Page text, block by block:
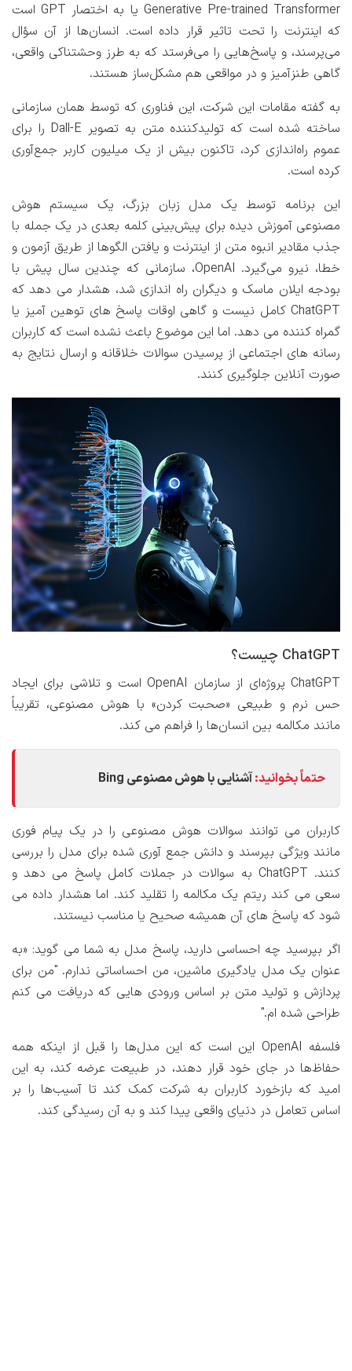
Generative Pre-trained Transformer یا به اختصار GPT است
که اینترنت را تحت تاثیر قرار داده است. انسان‌ها از آن سؤال
می‌پرسند، و پاسخ‌هایی را می‌فرستد که به طرز وحشتناکی واقعی،
گاهی طنزآمیز و در مواقعی هم مشکل‌ساز هستند.
به گفته مقامات این شرکت، این فناوری که توسط همان سازمانی
ساخته شده است که تولیدکننده متن به تصویر Dall-E را برای
عموم راه‌اندازی کرد، تاکنون بیش از یک میلیون کاربر جمع‌آوری
کرده است.
این برنامه توسط یک مدل زبان بزرگ، یک سیستم هوش
مصنوعی آموزش دیده برای پیش‌بینی کلمه بعدی در یک جمله با
جذب مقادیر انبوه متن از اینترنت و یافتن الگوها از طریق آزمون و
خطا، نیرو می‌گیرد. OpenAI، سازمانی که چندین سال پیش با
بودجه ایلان ماسک و دیگران راه اندازی شد، هشدار می دهد که
ChatGPT کامل نیست و گاهی اوقات پاسخ های توهین آمیز یا
گمراه کننده می دهد. اما این موضوع باعث نشده است که کاربران
رسانه های اجتماعی از پرسیدن سوالات خلاقانه و ارسال نتایج به
صورت آنلاین جلوگیری کنند.
ChatGPT چیست؟
ChatGPT پروژه‌ای از سازمان OpenAI است و تلاشی برای ایجاد
حس نرم و طبیعی «صحبت کردن» با هوش مصنوعی، تقریباً
مانند مکالمه بین انسان‌ها را فراهم می کند.
حتماً بخوانید:آشنایی با هوش مصنوعی ‌Bing
کاربران می توانند سوالات هوش مصنوعی را در یک پیام فوری
مانند ویژگی بپرسند و دانش جمع آوری شده برای مدل را بررسی
کنند. ChatGPT به سوالات در جملات کامل پاسخ می دهد و
سعی می کند ریتم یک مکالمه را تقلید کند. اما هشدار داده می
شود که پاسخ های آن همیشه صحیح یا مناسب نیستند.
اگر بپرسید چه احساسی دارید، پاسخ مدل به شما می گوید: «به
عنوان یک مدل یادگیری ماشین، من احساساتی ندارم. "من برای
پردازش و تولید متن بر اساس ورودی هایی که دریافت می کنم
طراحی شده ام."
فلسفه OpenAI این است که این مدل‌ها را قبل از اینکه همه
حفاظ‌ها در جای خود قرار دهند، در طبیعت عرضه کند، به این
امید که بازخورد کاربران به شرکت کمک کند تا آسیب‌ها را بر
اساس تعامل در دنیای واقعی پیدا کند و به آن رسیدگی کند.